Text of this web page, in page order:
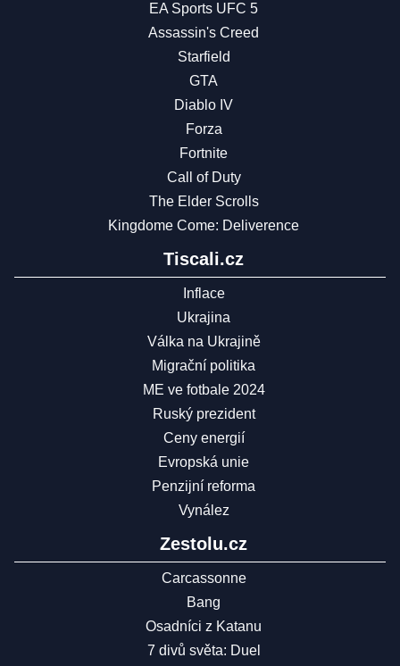
EA Sports UFC 5
Assassin's Creed
Starfield
GTA
Diablo IV
Forza
Fortnite
Call of Duty
The Elder Scrolls
Kingdome Come: Deliverence
Tiscali.cz
Inflace
Ukrajina
Válka na Ukrajině
Migrační politika
ME ve fotbale 2024
Ruský prezident
Ceny energií
Evropská unie
Penzijní reforma
Vynález
Zestolu.cz
Carcassonne
Bang
Osadníci z Katanu
7 divů světa: Duel